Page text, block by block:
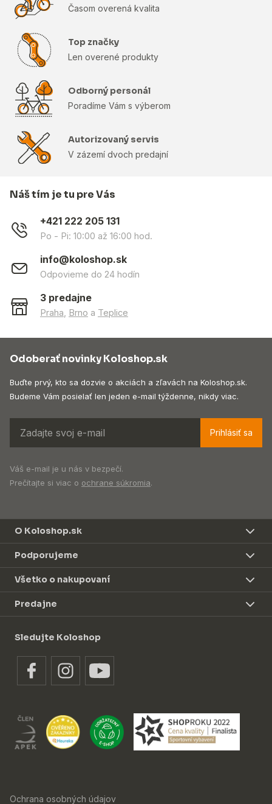
Časom overená kvalita
Top značky
Len overené produkty
Odborný personál
Poradíme Vám s výberom
Autorizovaný servis
V zázemí dvoch predajní
Náš tím je tu pre Vás
+421 222 205 131
Po - Pi: 10:00 až 16:00 hod.
info@koloshop.sk
Odpovieme do 24 hodín
3 predajne
Praha Brno a Teplice
Odoberať novinky Koloshop.sk
Buďte prvý, kto sa dozvie o akciách a zľavách na Koloshop.sk.
Budeme Vám posielať len jeden e-mail týždenne, nikdy viac.
Prihlásiť sa
Váš e-mail je u nás v bezpečí.
Prečítajte si viac o ochrane súkromia.
O Koloshop.sk
Podporujeme
Všetko o nakupovaní
Predajne
Sledujte Koloshop
Ochrana osobných údajov